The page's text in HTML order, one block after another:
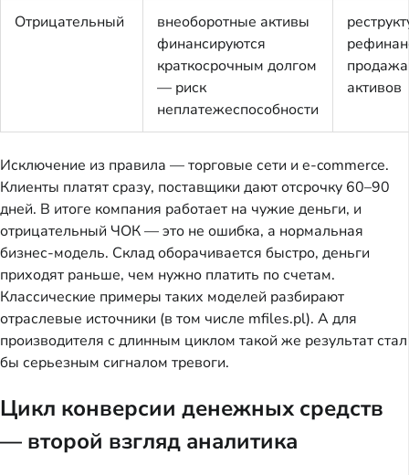
Отрицательный
внеоборотные активы
финансируются
краткосрочным долгом
— риск
неплатежеспособности
активов
Исключение из правила — торговые сети и e-commerce.
Клиенты платят сразу, поставщики дают отсрочку 60–90
дней. В итоге компания работает на чужие деньги, и
отрицательный ЧОК — это не ошибка, а нормальная
бизнес-модель. Склад оборачивается быстро, деньги
приходят раньше, чем нужно платить по счетам.
Классические примеры таких моделей разбирают
отраслевые источники (в том числе mfiles.pl). А для
производителя с длинным циклом такой же результат стал
бы серьезным сигналом тревоги.
Цикл конверсии денежных средств
— второй взгляд аналитика